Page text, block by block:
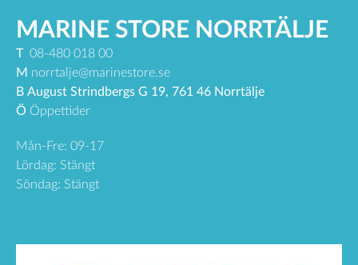
MARINE STORE NORRTÄLJE
T08-480 018 00
M norrtalje@marinestore.se
BAugust Strindbergs G 19, 761 46 Norrtälje
Ö Öppettider
Mån-Fre: 09-17
Lördag: Stängt
Söndag: Stängt